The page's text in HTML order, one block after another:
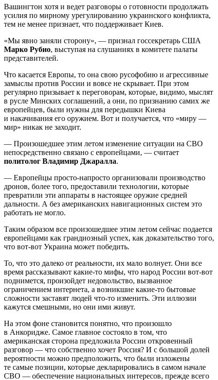
Вашингтон хотя и ведет разговоры о готовности продолжать
усилия по мирному урегулированию украинского конфликта,
тем не менее признает, что поддерживает Киев.
«Мы явно заняли сторону», — признал госсекретарь США
Марко Рубио, выступая на слушаниях в комитете палаты
представителей.
Что касается Европы, то она свою русофобию и агрессивные
замыслы против России и вовсе не скрывает. При этом
регулярно призывает к переговорам, которые, видимо, мыслят
в русле Минских соглашений, а они, по признанию самих же
европейцев, были нужны для передышки Киева
и накачивания его оружием. Вот и получается, что «миру —
мир» никак не заходит.
— Произошедшее этим летом изменение ситуации на СВО
непосредственно связано с европейцами, — считает
политолог Владимир Джаралла.
— Европейцы просто-напросто организовали производство
дронов, более того, предоставили технологии, которые
превратили эти аппараты в настоящее оружие средней
дальности. А без американских навигационных систем это
работать не могло.
Таким образом все произошедшее этим летом сейчас подается
европейцами как грандиозный успех, как доказательство того,
что вот-вот Украина может победить.
То, что это далеко от реальности, их мало волнует. Они все
время рассказывают какие-то мифы, что народ России вот-вот
поднимется, произойдет недовольство, вызванное
ограничением интернета, а возникшие какие-то бытовые
сложности заставят людей что-то изменить. Эти иллюзии
кажутся смешными, но они ими живут.
На этом фоне становится понятно, что произошло
в Анкоридже. Самое главное состояло в том, что
американская сторона предложила России откровенный
разговор — что собственно хочет Россия? И с большой долей
вероятности можно предположить, что были изложены
те самые позиции, которые декларировались в самом начале
СВО — обеспечение национальных интересов, прежде всего